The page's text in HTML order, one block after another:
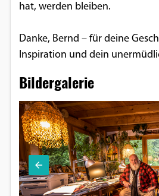
hat, werden bleiben.
Danke, Bernd – für deine
Inspiration und dein
Bildergalerie